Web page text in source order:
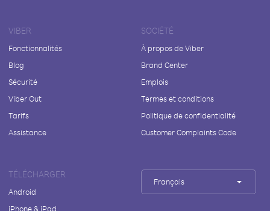
VIBER
Fonctionnalités
Blog
Sécurité
Viber Out
Tarifs
Assistance
SOCIÉTÉ
À propos de Viber
Brand Center
Emplois
Termes et conditions
Politique de confidentialité
Customer Complaints Code
TÉLÉCHARGER
Android
iPhone & iPad
Français